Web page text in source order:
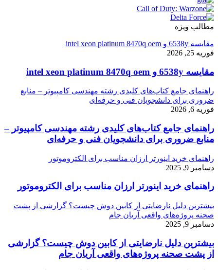
مطالب ویژه
مقایسه 6538y و intel xeon platinum 8470q oem
فوریه 25, 2026
مقایسه 6538y و intel xeon platinum 8470q oem
راهنمای جامع کتاب‌های کلیدی رشته مهندسی کامپیوتر – منابع
ضروری برای دانشجویان فنی و حرفه‌ای
فوریه 6, 2026
راهنمای جامع کتاب‌های کلیدی رشته مهندسی کامپیوتر –
منابع ضروری برای دانشجویان فنی و حرفه‌ای
راهنمای خرید اینورتر ارزان مناسب برای الکتروموتور
دسامبر 9, 2025
راهنمای خرید اینورتر ارزان مناسب برای الکتروموتور
بیشترین دلیل نارضایتی از کابین دوش چیست؟ گزارشی از پشت
صحنه پروژه‌های واقعی آریان جام
دسامبر 9, 2025
بیشترین دلیل نارضایتی از کابین دوش چیست؟ گزارشی
از پشت صحنه پروژه‌های واقعی آریان جام